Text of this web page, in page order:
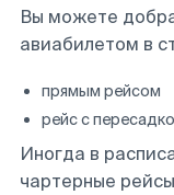
Вы можете
авиабилетом в
прямым рейсом
рейс с
Иногда в
чартерные